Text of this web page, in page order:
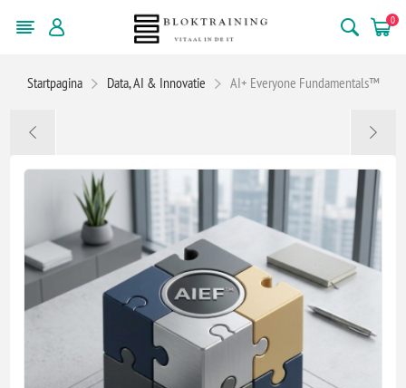
0
Startpagina Data, AI & Innovatie AI+ Everyone Fundamentals™